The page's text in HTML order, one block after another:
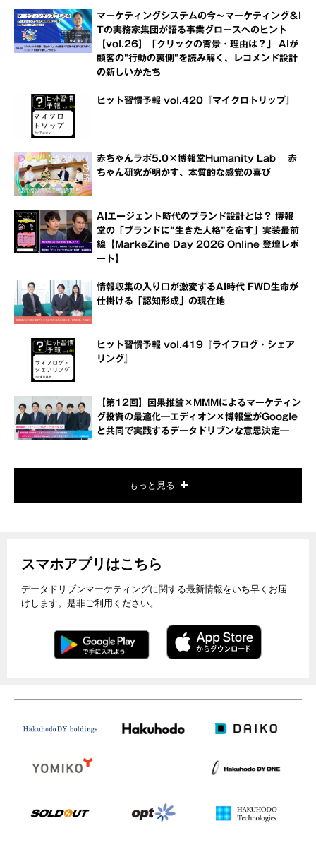
マーケティングシステムの今～マーケティング＆I
Tの実務家集団が語る事業グロースへのヒント
【vol.26】「クリックの背景・理由は？」 AIが
顧客の"行動の裏側"を読み解く、レコメンド設計
の新しいかたち
ヒット習慣予報 vol.420『マイクロトリップ』
赤ちゃんラボ5.0×博報堂Humanity Lab 赤
ちゃん研究が明かす、本質的な感覚の喜び
AIエージェント時代のブランド設計とは？ 博報
堂の「ブランドに“生きた人格”を宿す」実装最前
線【MarkeZine Day 2026 Online 登壇レポ
ート】
情報収集の入り口が激変するAI時代 FWD生命が
仕掛ける「認知形成」の現在地
ヒット習慣予報 vol.419『ライフログ・シェア
リング』
【第12回】因果推論×MMMによるマーケティン
グ投資の最適化―エディオン×博報堂がGoogle
と共同で実践するデータドリブンな意思決定―
もっと見る
スマホアプリはこちら
データドリブンマーケティングに関する最新情報をいち早くお届
けします。是非ご利用ください。